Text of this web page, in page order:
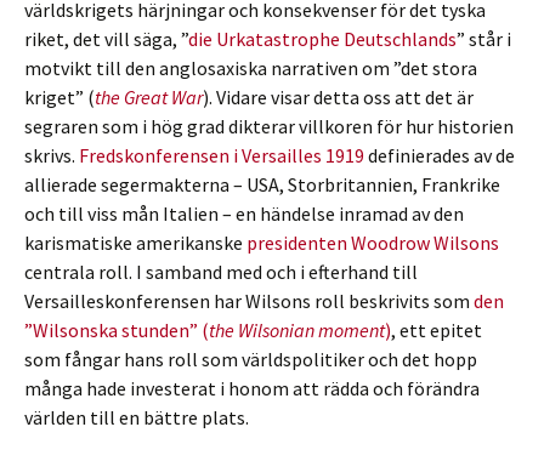
världskrigets härjningar och konsekvenser för det tyska
riket, det vill säga, ”die Urkatastrophe Deutschlands” står i
motvikt till den anglosaxiska narrativen om ”det stora
kriget” (the Great War). Vidare visar detta oss att det är
segraren som i hög grad dikterar villkoren för hur historien
skrivs. Fredskonferensen i Versailles 1919 definierades av de
allierade segermakterna – USA, Storbritannien, Frankrike
och till viss mån Italien – en händelse inramad av den
karismatiske amerikanske presidenten Woodrow Wilsons
centrala roll. I samband med och i efterhand till
Versailleskonferensen har Wilsons roll beskrivits som den
”Wilsonska stunden” (the Wilsonian moment), ett epitet
som fångar hans roll som världspolitiker och det hopp
många hade investerat i honom att rädda och förändra
världen till en bättre plats.